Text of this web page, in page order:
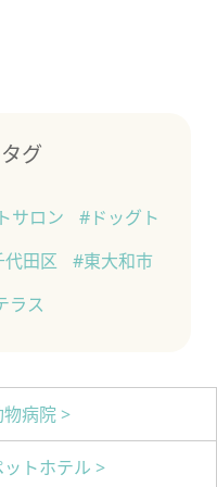
グ
サロン
#ドッグト
代田区
#東大和市
ラス
物病院 >
ットホテル >